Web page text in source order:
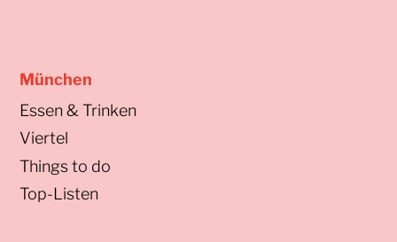
München
Essen & Trinken
Viertel
Things to do
Top-Listen